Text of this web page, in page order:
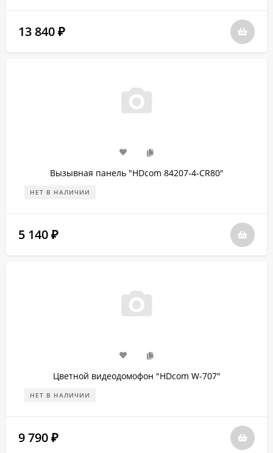
13 840 ₽
Вызывная панель "HDcom 84207-4-СR80"
НЕТ В НАЛИЧИИ
5 140 ₽
Цветной видеодомофон "HDcom W-707"
НЕТ В НАЛИЧИИ
9 790 ₽